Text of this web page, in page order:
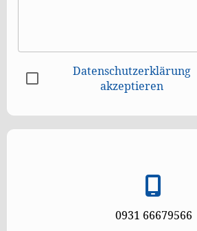
Datenschutzerklärung
akzeptieren
0931 66679566